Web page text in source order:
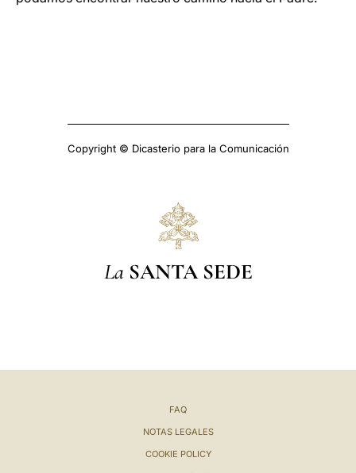
Copyright © Dicasterio para la Comunicación
La SANTA SEDE
FAQ
NOTAS LEGALES
COOKIE POLICY